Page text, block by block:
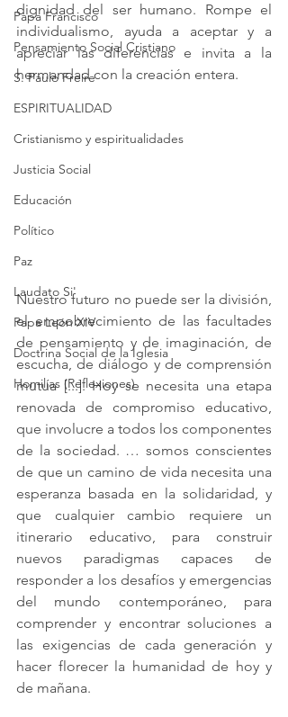
Papa Francisco
Pensamiento Social Cristiano
S. Paulo Freire
ESPIRITUALIDAD
Cristianismo y espiritualidades
Justicia Social
Educación
Político
Paz
Laudato Si'
Papa León XIV
Doctrina Social de la Iglesia
Homilías (Reflexiones)
dignidad del ser humano. Rompe el
individualismo, ayuda a aceptar y a
apreciar las diferencias e invita a la
hermandad con la creación entera.
Nuestro futuro no puede ser la división,
el empobrecimiento de las facultades
de pensamiento y de imaginación, de
escucha, de diálogo y de comprensión
mutua [...]. Hoy se necesita una etapa
renovada de compromiso educativo,
que involucre a todos los componentes
de la sociedad. … somos conscientes
de que un camino de vida necesita una
esperanza basada en la solidaridad, y
que cualquier cambio requiere un
itinerario educativo, para construir
nuevos paradigmas capaces de
responder a los desafíos y emergencias
del mundo contemporáneo, para
comprender y encontrar soluciones a
las exigencias de cada generación y
hacer florecer la humanidad de hoy y
de mañana.